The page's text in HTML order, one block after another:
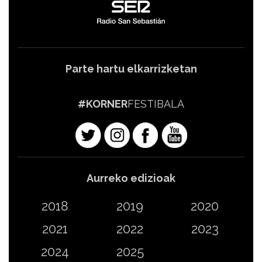
Parte hartu elkarrizketan
#KORNERFESTIBALA
Aurreko edizioak
2018 2019
2020
2021
2022
2023
2024
2025